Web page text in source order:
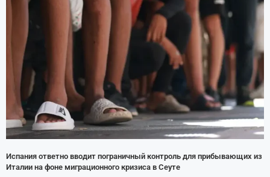
Испания ответно вводит пограничный контроль для прибывающих из
Италии на фоне миграционного кризиса в Сеуте